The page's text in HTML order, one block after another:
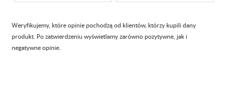
Weryfikujemy, które opinie pochodzą od klientów, którzy kupili dany
produkt. Po zatwierdzeniu wyświetlamy zarówno pozytywne, jak i
negatywne opinie.